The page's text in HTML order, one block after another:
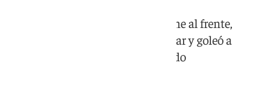
La selección, con cambios y Lamine al frente,
respondió a la necesidad de mejorar y goleó a
Arabia Saudí en su segundo partido